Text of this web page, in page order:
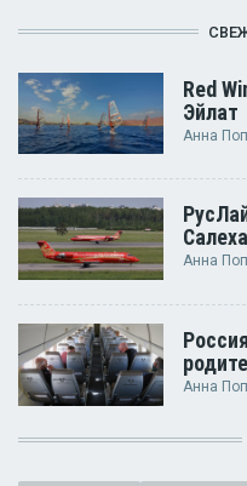
Red
Эйлат
Анна
Анна
Анна